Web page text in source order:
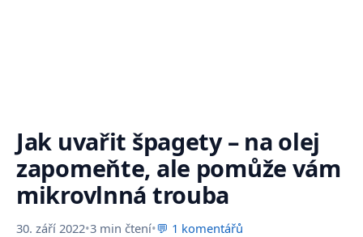
Jak uvařit špagety – na olej
zapomeňte, ale pomůže vám
mikrovlnná trouba
30. září 2022•3 min čtení•💬 1 komentářů